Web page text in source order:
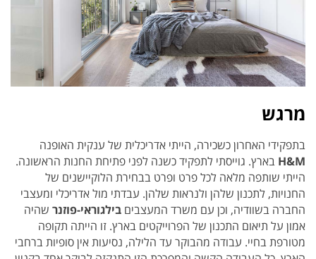
מרגש
בתפקידי האחרון כשכירה, הייתי אדריכלית של ענקית האופנה
H&M בארץ. גוייסתי לתפקיד כשנה לפני פתיחת החנות הראשונה.
הייתי שותפה מלאה לכל פרט ופרט בבחירת הלוקיישנים של
החנויות, לתכנון שלהן ולנראות שלהן. עבדתי מול אדריכלי ומעצבי
החברה בשוודיה, וכן עם משרד המעצבים בילגוראי-פוזנר שהיה
אמון על תיאום התכנון של הפרוייקטים בארץ. זו הייתה תקופה
מטורפת בחיי. עבודה מהבוקר עד הלילה, נסיעות אין סופיות ברחבי